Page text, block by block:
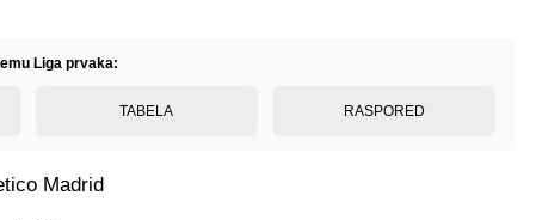
Liga prvaka:
TABELA RASPORED
Madrid